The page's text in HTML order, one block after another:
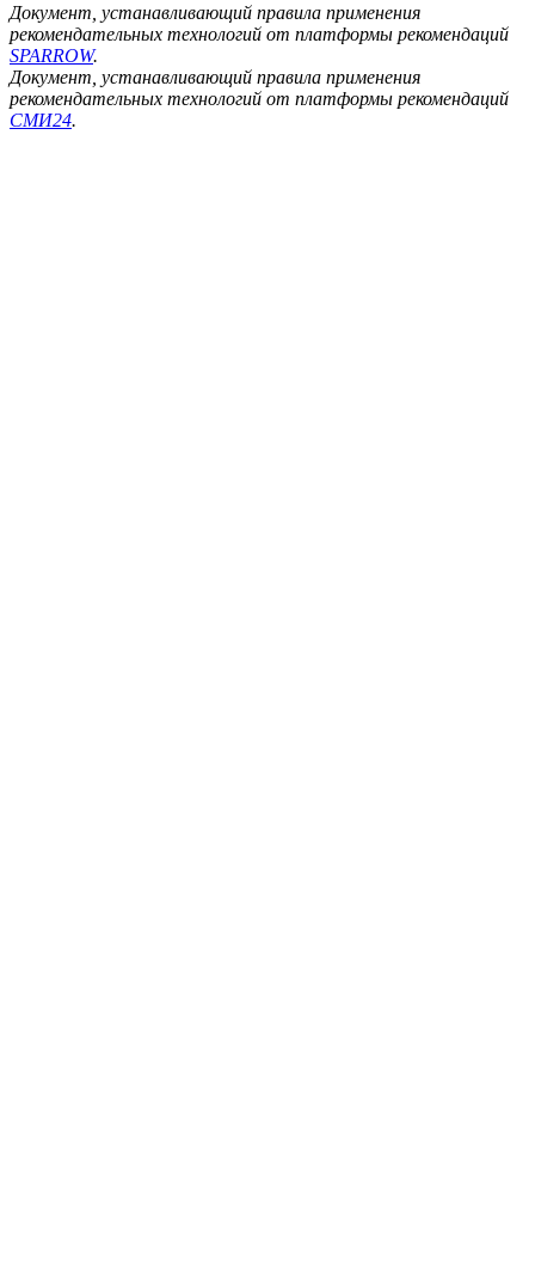
Документ, устанавливающий правила применения
рекомендательных технологий от платформы рекомендаций
SPARROW.
Документ, устанавливающий правила применения
рекомендательных технологий от платформы рекомендаций
СМИ24.